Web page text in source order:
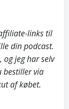
links til
din podcast.
og jeg har selv
bestiller via
af købet.